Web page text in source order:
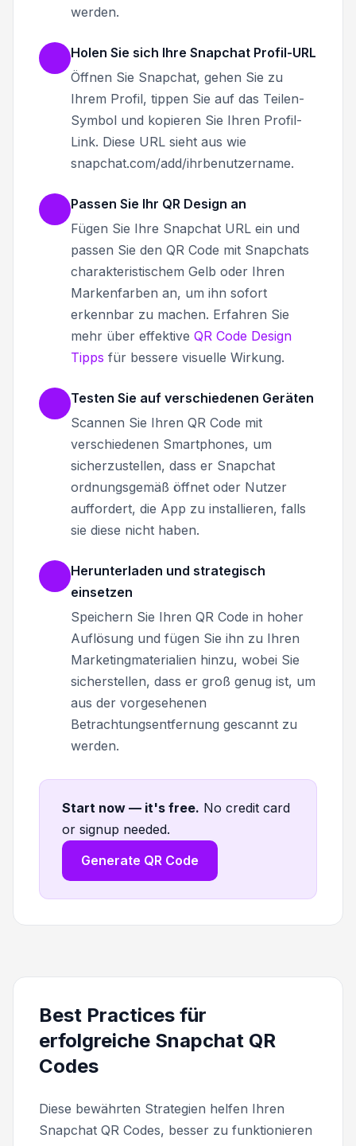
werden.
Holen Sie sich Ihre Snapchat Profil-URL
Öffnen Sie Snapchat, gehen Sie zu
Ihrem Profil, tippen Sie auf das Teilen-
Symbol und kopieren Sie Ihren Profil-
Link. Diese URL sieht aus wie
snapchat.com/add/ihrbenutzername.
Passen Sie Ihr QR Design an
Fügen Sie Ihre Snapchat URL ein und
passen Sie den QR Code mit Snapchats
charakteristischem Gelb oder Ihren
Markenfarben an, um ihn sofort
erkennbar zu machen. Erfahren Sie
mehr über effektive QR Code Design
Tipps für bessere visuelle Wirkung.
Testen Sie auf verschiedenen Geräten
Scannen Sie Ihren QR Code mit
verschiedenen Smartphones, um
sicherzustellen, dass er Snapchat
ordnungsgemäß öffnet oder Nutzer
auffordert, die App zu installieren, falls
sie diese nicht haben.
Herunterladen und strategisch
einsetzen
Speichern Sie Ihren QR Code in hoher
Auflösung und fügen Sie ihn zu Ihren
Marketingmaterialien hinzu, wobei Sie
sicherstellen, dass er groß genug ist, um
aus der vorgesehenen
Betrachtungsentfernung gescannt zu
werden.
Start now — it's free. No credit card
or signup needed.
Generate QR Code
Best Practices für
erfolgreiche Snapchat QR
Codes
Diese bewährten Strategien helfen Ihren
Snapchat QR Codes, besser zu funktionieren